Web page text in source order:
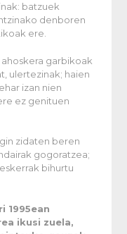
batzuek
denboren
ere.
garbikoak
ulertezinak; haien
izan nien
ez genituen
zidaten beren
gogoratzea;
bihurtu
1995ean
ikusi zuela,